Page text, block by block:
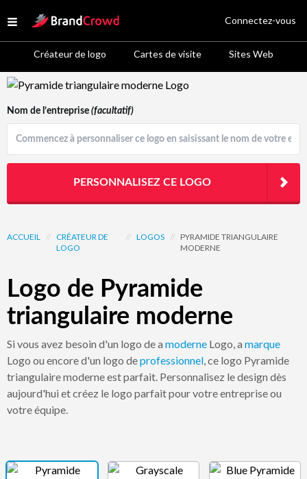
Open menu
Site Logo
Créateur de logo Cartes de visite Sites Web
Connectez-vous
Logo Template Preview
ACCUEIL // CRÉATEUR DE
LOGO
// LOGOS //
PYRAMIDE TRIANGULAIRE
MODERNE
Logo de Pyramide
triangulaire moderne
Si vous avez besoin d'un logo de a moderne Logo, a marque
Logo ou encore d'un logo deprofessionnel, ce logo Pyramide
triangulaire moderne est parfait. Personnalisez le design dès
aujourd'hui et créez le logo parfait pour votre entreprise ou
votre équipe.
Nom de l’entreprise (facultatif)
PERSONNALISEZ CE LOGO